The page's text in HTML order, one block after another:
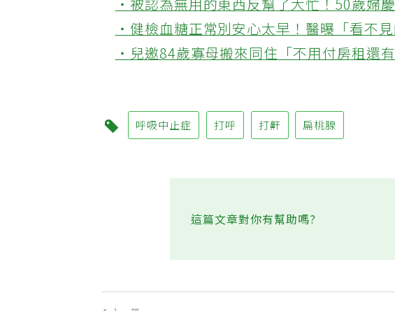
‧被認為無用的東西反幫了大忙！50歲婦
‧健檢血糖正常別安心太早！醫曝「看不
‧兒邀84歲寡母搬來同住「不用付房租還
呼吸中止症 打呼 打鼾 扁桃腺
這篇文章對你有幫助嗎?